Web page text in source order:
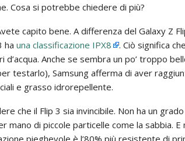
Cosa si potrebbe chiedere di più?
capito bene. A differenza del Galaxy Z
ha una classificazione IPX8
. Ciò significa
Anche se sembra un po’ troppo
testarlo), Samsung afferma di aver
e grasso idrorepellente.
che il Flip 3 sia invincibile. Non ha un
mano di piccole particelle come la sabbia.
pieghevole è l’80% più resistente di